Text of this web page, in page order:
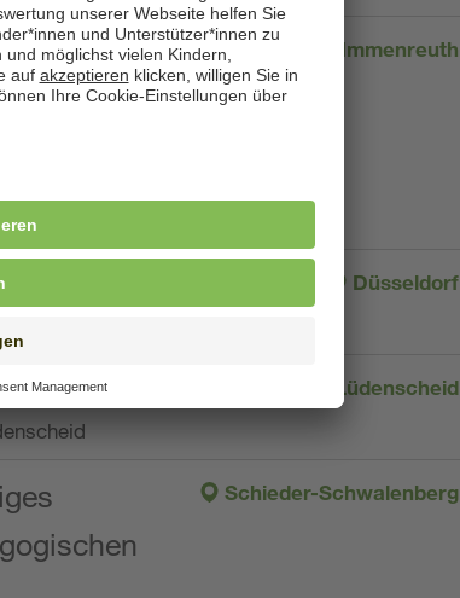
max. 38,5
Immenreuth
Düsseldorf
Lüdenscheid
Schieder-Schwalenberg